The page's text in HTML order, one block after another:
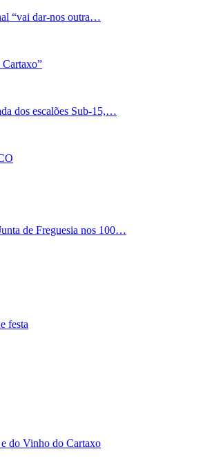
“vai dar-nos outra…
Cartaxo”
dos escalões Sub-15,…
de Freguesia nos 100…
festa
do Vinho do Cartaxo